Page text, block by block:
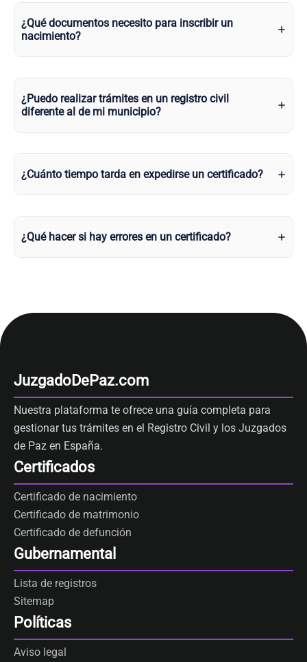
¿Qué documentos necesito para inscribir un
nacimiento?
¿Puedo realizar trámites en un registro civil
diferente al de mi municipio?
¿Cuánto tiempo tarda en expedirse un certificado?
¿Qué hacer si hay errores en un certificado?
JuzgadoDePaz.com
Nuestra plataforma te ofrece una guía completa para
gestionar tus trámites en el Registro Civil y los Juzgados
de Paz en España.
Certificados
Certificado de nacimiento
Certificado de matrimonio
Certificado de defunción
Gubernamental
Lista de registros
Sitemap
Políticas
Aviso legal